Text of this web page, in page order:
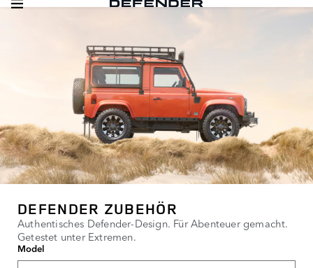
DEFENDER ZUBEHÖR
Authentisches Defender-Design. Für Abenteuer gemacht.
Getestet unter Extremen.
Model